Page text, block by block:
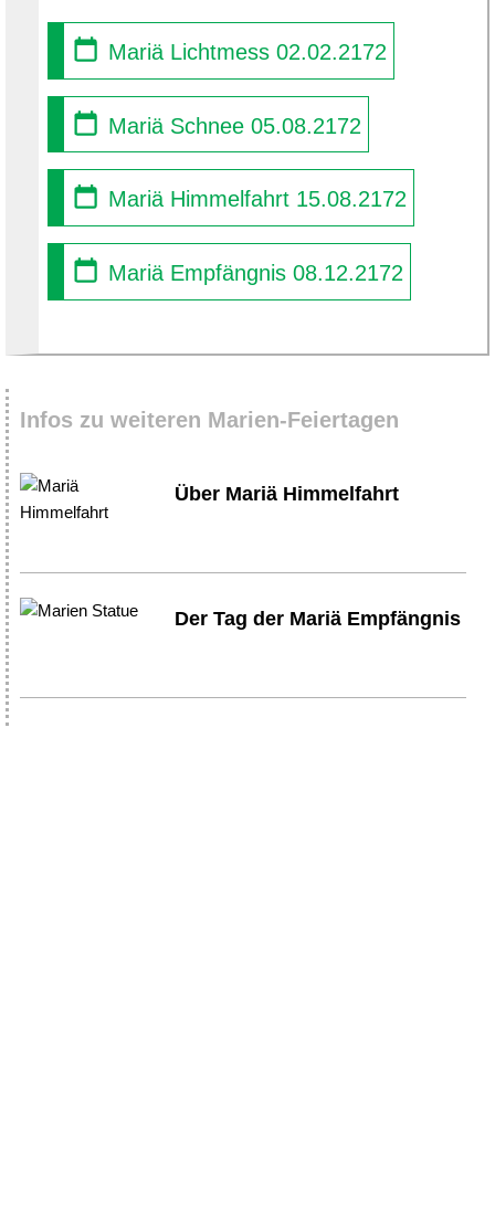
Mariä Lichtmess 02.02.2172
Mariä Schnee 05.08.2172
Mariä Himmelfahrt 15.08.2172
Mariä Empfängnis 08.12.2172
Infos zu weiteren Marien-Feiertagen
Über Mariä Himmelfahrt
Der Tag der Mariä Empfängnis